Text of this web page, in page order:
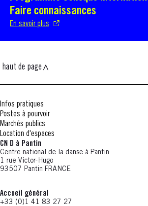
Faire connaissances
En savoir plus
haut de page
Infos pratiques
Postes à pourvoir
Marchés publics
Location d'espaces
CN D à Pantin
Centre national de la danse à Pantin
1 rue Victor-Hugo
93507 Pantin FRANCE
Accueil général
+33 (0)1 41 83 27 27